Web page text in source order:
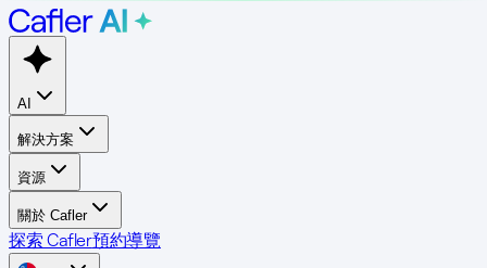
AI
解決方案
資源
關於 Cafler
探索 Cafler預約導覽